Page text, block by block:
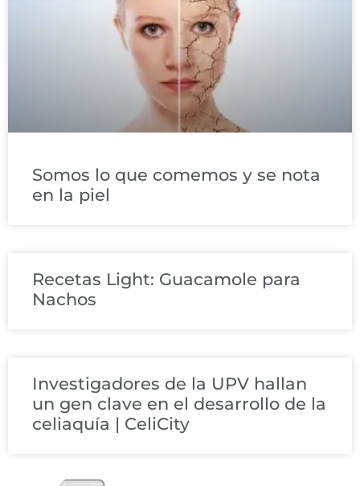
Somos lo que comemos y se nota
en la piel
Recetas Light: Guacamole para
Nachos
Investigadores de la UPV hallan
un gen clave en el desarrollo de la
celiaquía | CeliCity